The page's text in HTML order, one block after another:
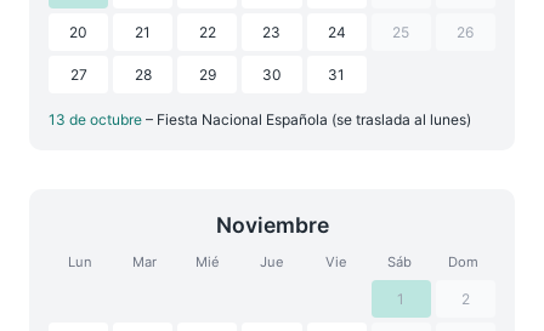
20 21 22 23 24 25 26
27 28 29 30 31
13 de octubre – Fiesta Nacional Española (se traslada al lunes)
Noviembre
Lun Mar Mié Jue Vie Sáb Dom
1 2